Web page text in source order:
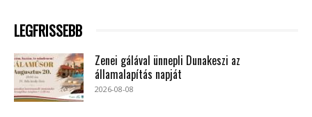
LEGFRISSEBB
Zenei gálával ünnepli Dunakeszi az
államalapítás napját
2026-08-08